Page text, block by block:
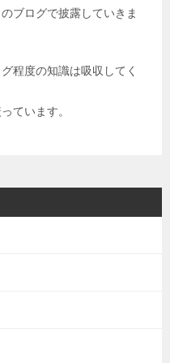
ブログで披露していきま
程度の知識は吸収してく
ています。